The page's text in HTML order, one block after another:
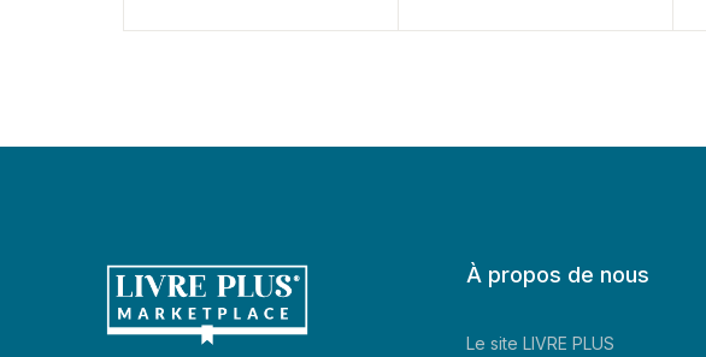
À propos de nous
Le site LIVRE PLUS